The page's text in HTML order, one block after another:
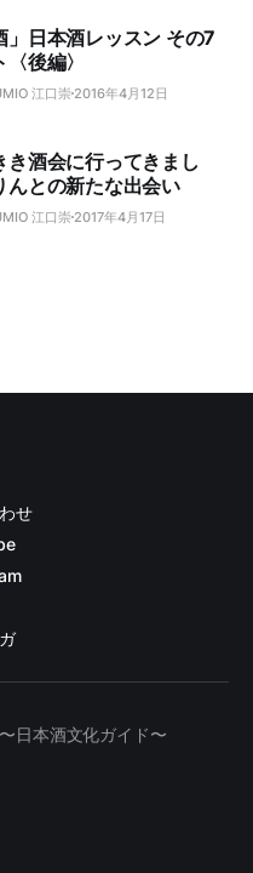
」日本酒レッスン その7
後編〉
江口崇 2016年4月12日
き酒会に行ってきまし
んとの新たな出会い
江口崇 2017年4月17日
せ
日本酒文化ガイド〜